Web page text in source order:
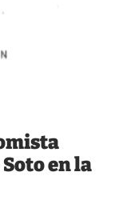
en la